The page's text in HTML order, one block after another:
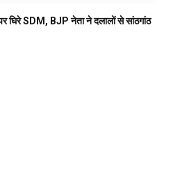
घिरे SDM, BJP नेता ने दलालों से सांठगांठ